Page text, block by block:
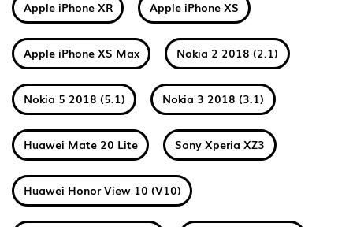
Apple iPhone XR Apple iPhone XS
Apple iPhone XS Max Nokia 2 2018 (2.1)
Nokia 5 2018 (5.1) Nokia 3 2018 (3.1)
Huawei Mate 20 Lite Sony Xperia XZ3
Huawei Honor View 10 (V10)